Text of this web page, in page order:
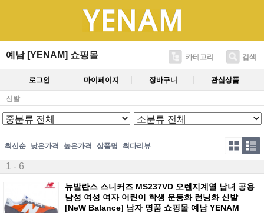
예남 [YENAM] 쇼핑몰 카테고리 검색
로그인 마이페이지 장바구니 관심상품
신발
최신순 낮은가격 높은가격 상품명 최다리뷰
1 - 6
뉴발란스 스니커즈 MS237VD 오렌지계열 남녀 공용
남성 여성 여자 어린이 학생 운동화 런닝화 신발
[NeW Balance] 남자 명품 쇼핑몰 예남 YENAM